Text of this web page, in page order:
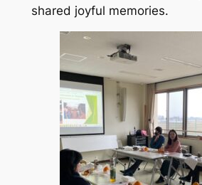
shared joyful memories.